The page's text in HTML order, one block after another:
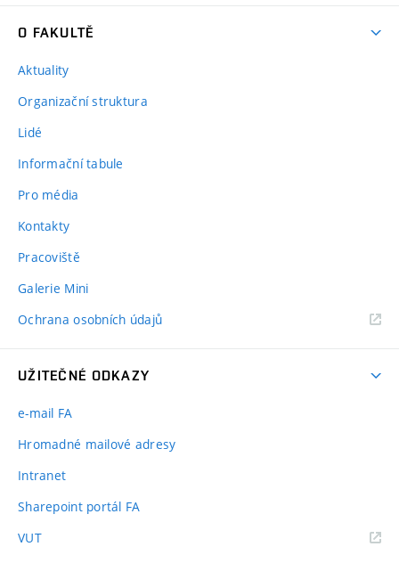
O FAKULTĚ
Aktuality
Organizační struktura
Lidé
Informační tabule
Pro média
Kontakty
Pracoviště
Galerie Mini
Ochrana osobních údajů
UŽITEČNÉ ODKAZY
e-mail FA
Hromadné mailové adresy
Intranet
Sharepoint portál FA
VUT(externí